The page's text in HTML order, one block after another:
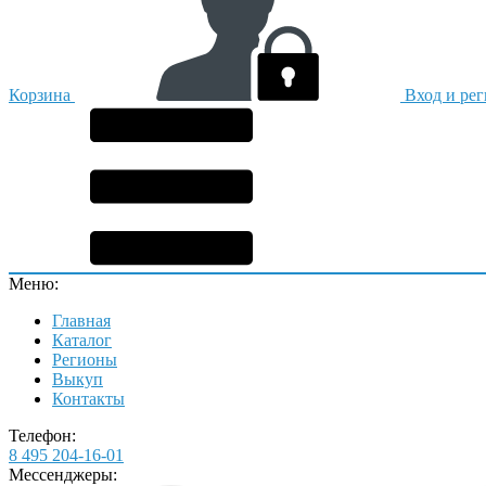
Корзина Вход и
Меню:
Главная
Каталог
Регионы
Выкуп
Контакты
Телефон:
8 495 204-16-01
Мессенджеры: